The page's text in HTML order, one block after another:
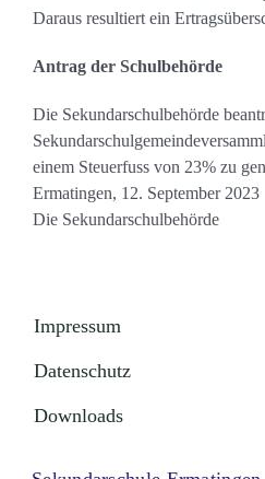
Daraus resultiert ein
Antrag der Schulbehörde
Die Sekundarschulbehörde
einem Steuerfuss von 23% zu
Ermatingen, 12. September 2023
Die Sekundarschulbehörde
Impressum
Datenschutz
Downloads